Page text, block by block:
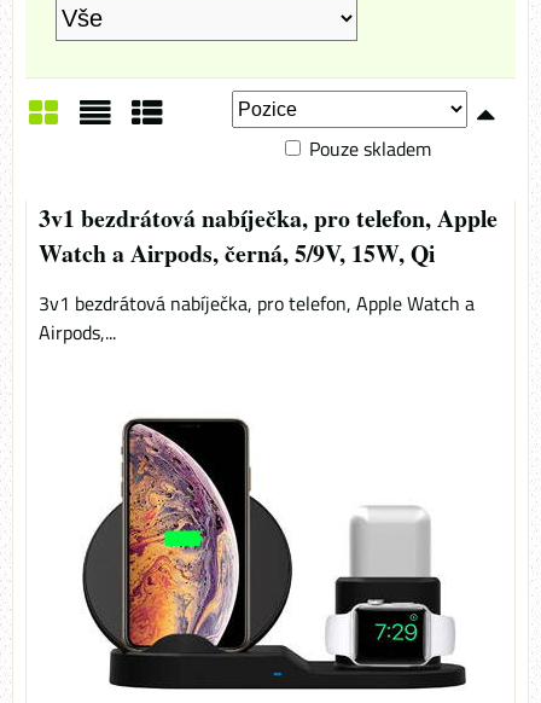
Pouze skladem
3v1 bezdrátová nabíječka, pro telefon, Apple
Watch a Airpods, černá, 5/9V, 15W, Qi
3v1 bezdrátová nabíječka, pro telefon, Apple Watch a
Airpods,...